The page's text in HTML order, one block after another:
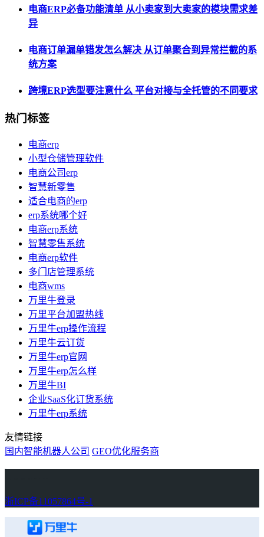
电商ERP必备功能清单 从小卖家到大卖家的模块需求差
异
电商订单漏单错发怎么解决 从订单聚合到异常拦截的系
统方案
跨境ERP选型要注意什么 平台对接与全托管的不同要求
热门标签
电商erp
小型仓储管理软件
电商公司erp
智慧新零售
适合电商的erp
erp系统哪个好
电商erp系统
智慧零售系统
电商erp软件
多门店管理系统
电商wms
万里牛登录
万里平台加盟热线
万里牛erp操作流程
万里牛云订货
万里牛erp官网
万里牛erp怎么样
万里牛BI
企业SaaS化订货系统
万里牛erp系统
友情链接
国内智能机器人公司 GEO优化服务商
浙ICP备11057864号-1